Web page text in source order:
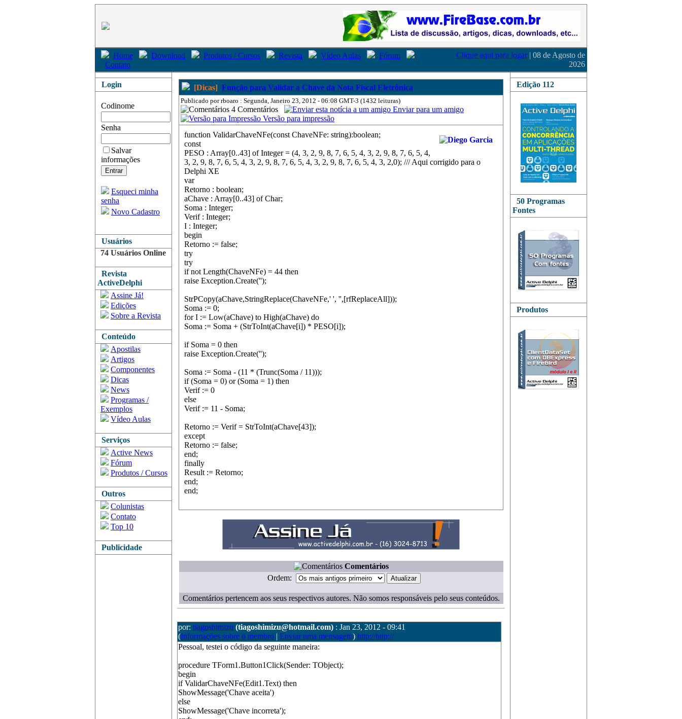
Home Download Produtos / Cursos Revista Vídeo Aulas
Fórum
Contato
Clique aqui para logar | 08 de Agosto de
2026
Login
Codinome
Senha
Salvar
informações
Esqueci minha
senha
Novo Cadastro
Usuários
74 Usuários Online
Revista
ActiveDelphi
Assine Já!
Edições
Sobre a Revista
Conteúdo
Apostilas
Artigos
Componentes
Dicas
News
Programas /
Exemplos
Vídeo Aulas
Serviços
Active News
Fórum
Produtos / Cursos
Outros
Colunistas
Contato
Top 10
Publicidade
[Dicas] Função para Validar a Chave da Nota Fiscal Eletrônica
Publicado por rboaro : Segunda, Janeiro 23, 2012 - 06:08 GMT-3 (1432 leituras)
4 Comentários
Enviar para um amigo
Versão para impressão
function ValidarChaveNFe(const ChaveNFe: string):boolean;
const
PESO : Array[0..43] of Integer = (4, 3, 2, 9, 8, 7, 6, 5, 4, 3, 2, 9, 8, 7, 6, 5, 4,
3, 2, 9, 8, 7, 6, 5, 4, 3, 2, 9, 8, 7, 6, 5, 4, 3, 2, 9, 8, 7, 6, 5, 4, 3, 2,0); /// Aqui corrigido para o
Delphi XE
var
Retorno : boolean;
aChave : Array[0..43] of Char;
Soma : Integer;
Verif : Integer;
I : Integer;
begin
Retorno := false;
try
try
if not Length(ChaveNFe) = 44 then
raise Exception.Create('');
StrPCopy(aChave,StringReplace(ChaveNFe,' ', '',[rfReplaceAll]));
Soma := 0;
for I := Low(aChave) to High(aChave) do
Soma := Soma + (StrToInt(aChave[i]) * PESO[i]);
if Soma = 0 then
raise Exception.Create('');
Soma := Soma - (11 * (Trunc(Soma / 11)));
if (Soma = 0) or (Soma = 1) then
Verif := 0
else
Verif := 11 - Soma;
Retorno := Verif = StrToInt(aChave[43]);
except
Retorno := false;
end;
finally
Result := Retorno;
end;
end;
Comentários
Ordem:
Comentários pertencem aos seus respectivos autores. Não somos responsáveis pelo seus conteúdos.
por: tiagoshimizu (tiagoshimizu@hotmail.com) : Jan 23, 2012 - 09:41
(Informações sobre o membro | Enviar uma mensagem) http://http://
Pessoal, testei o código da seguinte maneira:
procedure TForm1.Button1Click(Sender: TObject);
begin
if ValidarChaveNFe(Edit1.Text) then
ShowMessage('Chave aceita')
else
ShowMessage('Chave incorreta');
Edição 112
50 Programas
Fontes
Produtos